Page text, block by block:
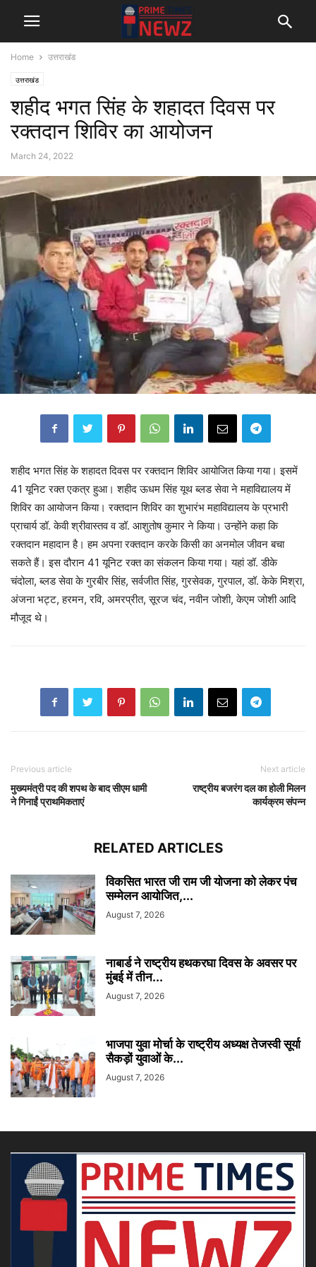
Home उत्तराखंड
उत्तराखंड
शहीद भगत सिंह के शहादत दिवस पर
रक्तदान शिविर का आयोजन
March 24, 2022
शहीद भगत सिंह के शहादत दिवस पर रक्तदान शिविर आयोजित किया गया। इसमें
41 यूनिट रक्त एकत्र हुआ। शहीद ऊधम सिंह यूथ ब्लड सेवा ने महाविद्यालय में
शिविर का आयोजन किया। रक्तदान शिविर का शुभारंभ महाविद्यालय के प्रभारी
प्राचार्य डॉ. केवी श्रीवास्तव व डॉ. आशुतोष कुमार ने किया। उन्होंने कहा कि
रक्तदान महादान है। हम अपना रक्तदान करके किसी का अनमोल जीवन बचा
सकते हैं। इस दौरान 41 यूनिट रक्त का संकलन किया गया। यहां डॉ. डीके
चंदोला, ब्लड सेवा के गुरबीर सिंह, सर्वजीत सिंह, गुरसेवक, गुरपाल, डॉ. केके मिश्रा,
अंजना भट्ट, हरमन, रवि, अमरप्रीत, सूरज चंद, नवीन जोशी, केएम जोशी आदि
मौजूद थे।
Previous article
मुख्यमंत्री पद की शपथ के बाद सीएम धामी
ने गिनाईं प्राथमिकताएं
Next article
राष्ट्रीय बजरंग दल का होली मिलन
कार्यक्रम संपन्न
RELATED ARTICLES
विकसित भारत जी राम जी योजना को लेकर पंच
सम्मेलन आयोजित,...
August 7, 2026
नाबार्ड ने राष्ट्रीय हथकरघा दिवस के अवसर पर
मुंबई में तीन...
August 7, 2026
भाजपा युवा मोर्चा के राष्ट्रीय अध्यक्ष तेजस्वी सूर्या
सैकड़ों युवाओं के...
August 7, 2026